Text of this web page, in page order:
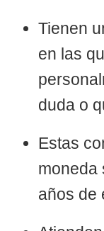
Tienen
en las
duda o
Estas
moneda
años de